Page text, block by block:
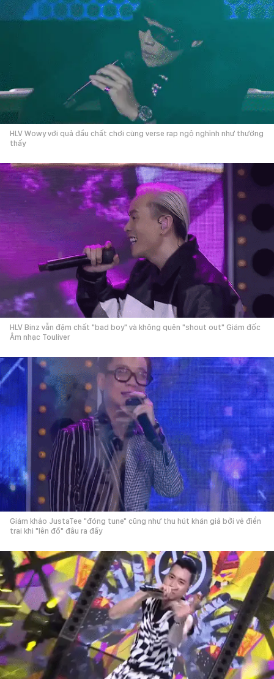
HLV Wowy với quả đầu chất chơi cùng verse rap ngộ nghĩnh như thường
thấy
HLV Binz vẫn đậm chất "bad boy" và không quên "shout out" Giám đốc
Âm nhạc Touliver
Giám khảo JustaTee "đóng tune" cũng như thu hút khán giả bởi vẻ điển
trai khi "lên đồ" đâu ra đấy